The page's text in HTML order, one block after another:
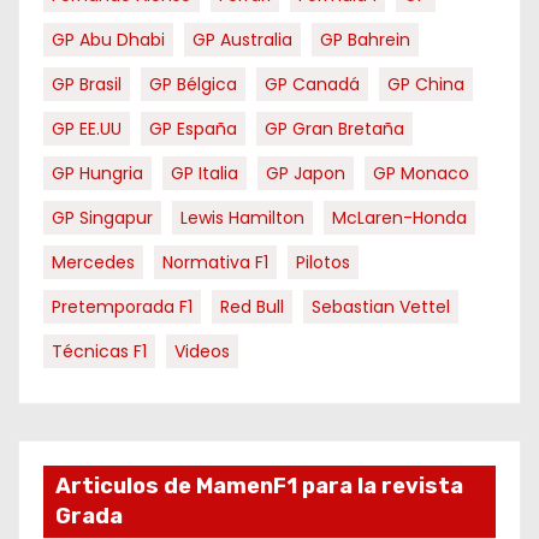
GP Abu Dhabi
GP Australia
GP Bahrein
GP Brasil
GP Bélgica GP Canadá
GP China
GP EE.UU
GP España
GP Gran Bretaña
GP Hungria
GP Italia GP Japon
GP Monaco
GP Singapur
Lewis Hamilton
McLaren-Honda
Mercedes
Normativa F1
Pilotos
Pretemporada F1
Red Bull
Sebastian Vettel
Técnicas F1
Videos
Articulos de MamenF1 para la revista
Grada